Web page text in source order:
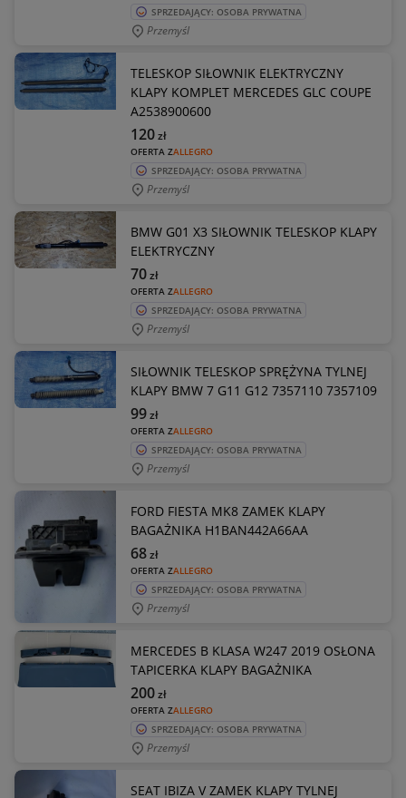
SPRZEDAJĄCY: OSOBA PRYWATNA
Przemyśl
TELESKOP SIŁOWNIK ELEKTRYCZNY
KLAPY KOMPLET MERCEDES GLC COUPE
A2538900600
OFERTA ZALLEGRO
120zł
SPRZEDAJĄCY: OSOBA PRYWATNA
Przemyśl
BMW G01 X3 SIŁOWNIK TELESKOP KLAPY
ELEKTRYCZNY
OFERTA ZALLEGRO
70zł
SPRZEDAJĄCY: OSOBA PRYWATNA
Przemyśl
SIŁOWNIK TELESKOP SPRĘŻYNA TYLNEJ
KLAPY BMW 7 G11 G12 7357110 7357109
OFERTA ZALLEGRO
99zł
SPRZEDAJĄCY: OSOBA PRYWATNA
Przemyśl
FORD FIESTA MK8 ZAMEK KLAPY
BAGAŻNIKA H1BAN442A66AA
OFERTA ZALLEGRO
68zł
SPRZEDAJĄCY: OSOBA PRYWATNA
Przemyśl
MERCEDES B KLASA W247 2019 OSŁONA
TAPICERKA KLAPY BAGAŻNIKA
OFERTA ZALLEGRO
200zł
SPRZEDAJĄCY: OSOBA PRYWATNA
Przemyśl
SEAT IBIZA V ZAMEK KLAPY TYLNEJ